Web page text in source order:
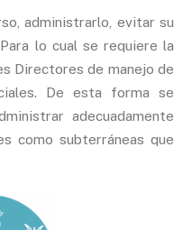
administrarlo, evitar su
lo cual se requiere la
Directores de manejo de
De esta forma se
adecuadamente
como subterráneas que